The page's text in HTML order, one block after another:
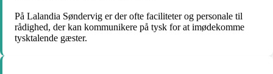
På Lalandia Søndervig er der ofte faciliteter og personale til
rådighed, der kan kommunikere på tysk for at imødekomme
tysktalende gæster.